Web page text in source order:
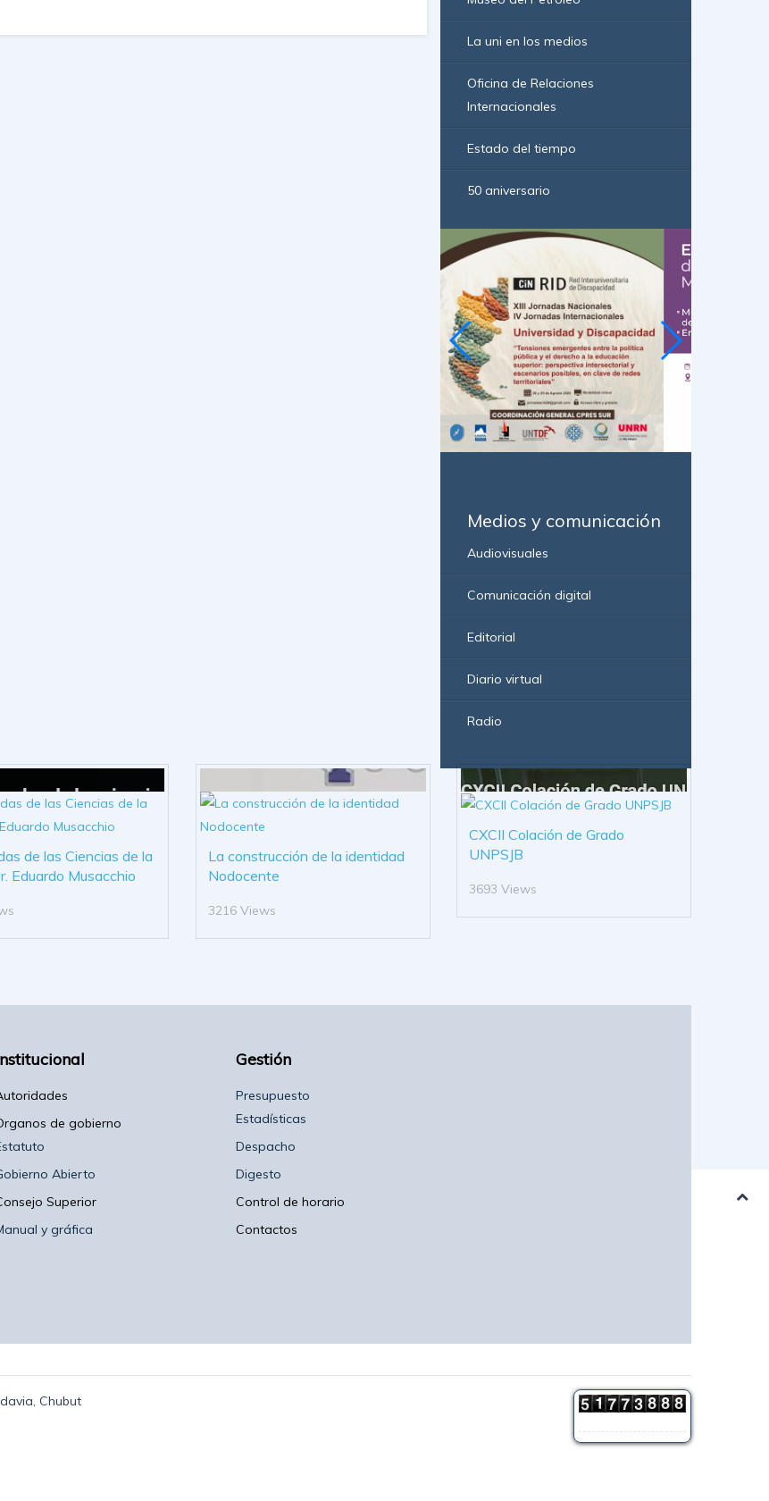
La uni en los medios
Oficina de Relaciones
Internacionales
Estado del tiempo
50 aniversario
Medios y comunicación
Audiovisuales
Comunicación digital
Editorial
Diario virtual
Radio
de las Ciencias de la
Eduardo Musacchio
La construcción de la identidad
Nodocente
3216 Views
CXCII Colación de Grado
UNPSJB
3693 Views
de gobierno
Abierto
Superior
y gráfica
Gestión
Presupuesto
Estadísticas
Despacho
Digesto
Control de horario
Contactos
Chubut